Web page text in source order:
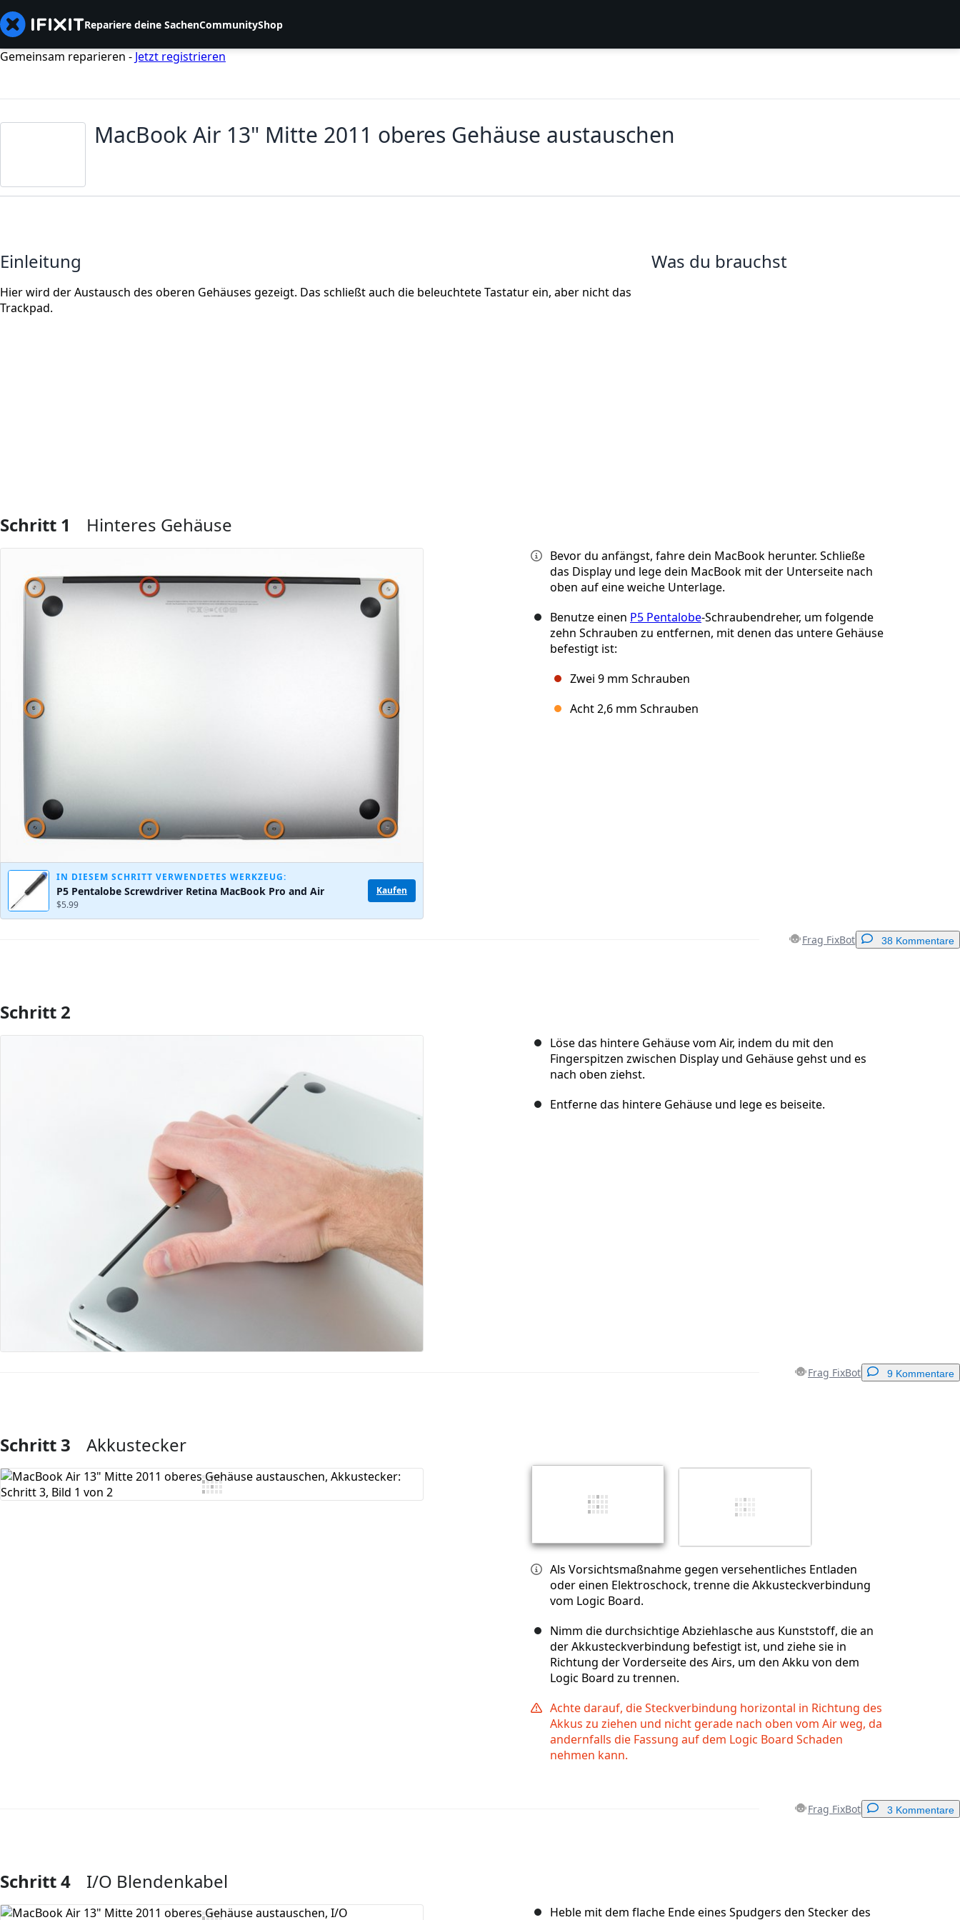
Repariere deine SachenCommunityShop
Gemeinsam reparieren - Jetzt registrieren
MacBook Air 13" Mitte 2011 oberes Gehäuse austauschen
Einleitung
Hier wird der Austausch des oberen Gehäuses gezeigt. Das schließt auch die beleuchtete Tastatur ein, aber nicht das
Trackpad.
Was du brauchst
Schritt 1 Hinteres Gehäuse
IN DIESEM SCHRITT VERWENDETES WERKZEUG:
P5 Pentalobe Screwdriver Retina MacBook Pro and Air
$5.99
Kaufen
Bevor du anfängst, fahre dein MacBook herunter. Schließe
das Display und lege dein MacBook mit der Unterseite nach
oben auf eine weiche Unterlage.
Benutze einen P5 Pentalobe-Schraubendreher, um folgende
zehn Schrauben zu entfernen, mit denen das untere Gehäuse
befestigt ist:
Zwei 9 mm Schrauben
Acht 2,6 mm Schrauben
Frag FixBot 38 Kommentare
Kommentar hinzufügen
Schritt 2
Löse das hintere Gehäuse vom Air, indem du mit den
Fingerspitzen zwischen Display und Gehäuse gehst und es
nach oben ziehst.
Entferne das hintere Gehäuse und lege es beiseite.
Frag FixBot 9 Kommentare
Kommentar hinzufügen
Schritt 3 Akkustecker
Als Vorsichtsmaßnahme gegen versehentliches Entladen
oder einen Elektroschock, trenne die Akkusteckverbindung
vom Logic Board.
Nimm die durchsichtige Abziehlasche aus Kunststoff, die an
der Akkusteckverbindung befestigt ist, und ziehe sie in
Richtung der Vorderseite des Airs, um den Akku von dem
Logic Board zu trennen.
Achte darauf, die Steckverbindung horizontal in Richtung des
Akkus zu ziehen und nicht gerade nach oben vom Air weg, da
andernfalls die Fassung auf dem Logic Board Schaden
nehmen kann.
Frag FixBot 3 Kommentare
Kommentar hinzufügen
Schritt 4 I/O Blendenkabel
Heble mit dem flache Ende eines Spudgers den Stecker des